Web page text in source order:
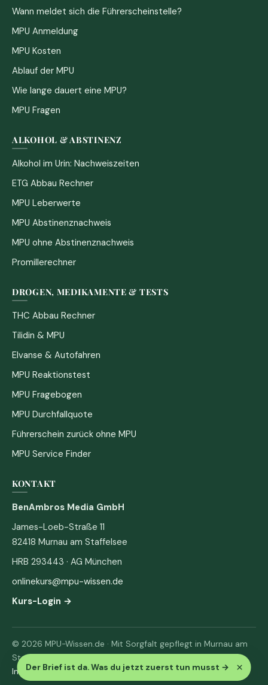
Der Brief ist da. Was du jetzt zuerst tun musst → ×
Wann meldet sich die Führerscheinstelle?
MPU Anmeldung
MPU Kosten
Ablauf der MPU
Wie lange dauert eine MPU?
MPU Fragen
ALKOHOL & ABSTINENZ
Alkohol im Urin: Nachweiszeiten
ETG Abbau Rechner
MPU Leberwerte
MPU Abstinenznachweis
MPU ohne Abstinenznachweis
Promillerechner
DROGEN, MEDIKAMENTE & TESTS
THC Abbau Rechner
Tilidin & MPU
Elvanse & Autofahren
MPU Reaktionstest
MPU Fragebogen
MPU Durchfallquote
Führerschein zurück ohne MPU
MPU Service Finder
KONTAKT
BenAmbros Media GmbH
James-Loeb-Straße 11
82418 Murnau am Staffelsee
HRB 293443 · AG München
onlinekurs@mpu-wissen.de
Kurs-Login →
© 2026 MPU-Wissen.de · Mit Sorgfalt gepflegt in Murnau am
Staffelsee
Impressum· Datenschutz & AGB